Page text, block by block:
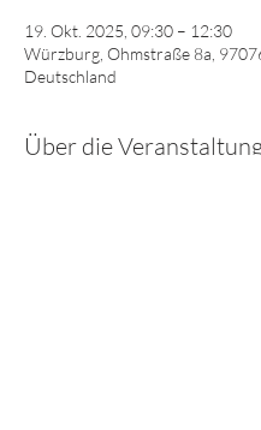
19. Okt. 2025, 09:30 – 12:30
Würzburg, Ohmstraße 8a,
Deutschland
Über die